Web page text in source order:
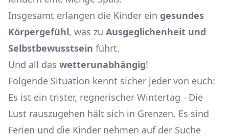
Insgesamt erlangen die Kinder ein gesundes
Körpergefühl, was zu Ausgeglichenheit und
Selbstbewusstsein führt.
Und all das wetterunabhängig!
Folgende Situation kennt sicher jeder von euch:
Es ist ein trister, regnerischer Wintertag - Die
Lust rauszugehen hält sich in Grenzen. Es sind
Ferien und die Kinder nehmen auf der Suche